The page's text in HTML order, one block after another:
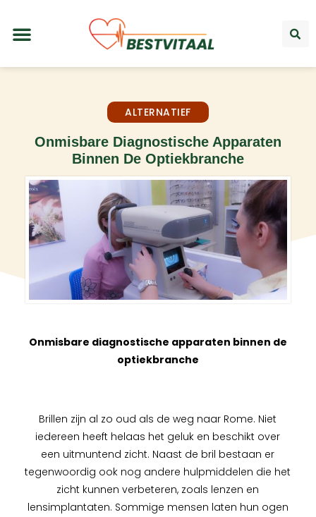
ALTERNATIEF
Onmisbare Diagnostische Apparaten
Binnen De Optiekbranche
Onmisbare diagnostische apparaten binnen de
optiekbranche
Brillen zijn al zo oud als de weg naar Rome. Niet
iedereen heeft helaas het geluk en beschikt over
een uitmuntend zicht. Naast de bril bestaan er
tegenwoordig ook nog andere hulpmiddelen die het
zicht kunnen verbeteren, zoals lenzen en
lensimplantaten. Sommige mensen laten hun ogen